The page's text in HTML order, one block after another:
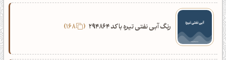
رنگ آبی نفتی تیره با کد 294864 168